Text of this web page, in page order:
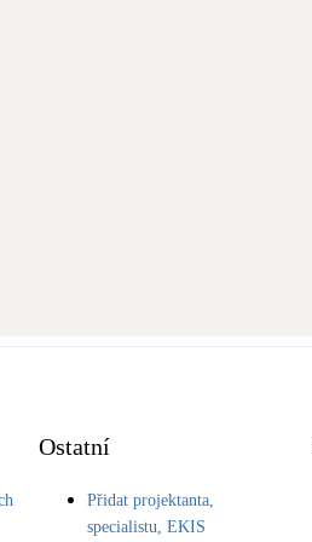
Ostatní
Přidat projektanta,
specialistu, EKIS